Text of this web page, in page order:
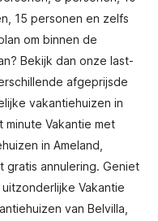
15 personen en zelfs
om binnen de
Bekijk dan onze last-
afgeprijsde
vakantiehuizen in
minute Vakantie met
in Ameland,
gratis annulering. Geniet
Vakantie
van Belvilla,